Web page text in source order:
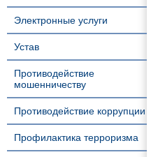
Электронные услуги
Устав
Противодействие
мошенничеству
Противодействие коррупции
Профилактика терроризма